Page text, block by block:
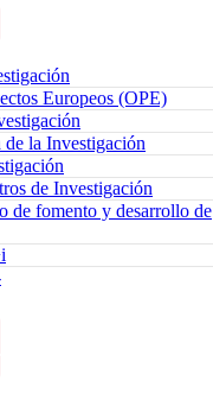
Europeos (OPE)
la Investigación
de Investigación
de fomento y desarrollo de